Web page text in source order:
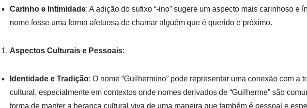
Carinho e Intimidade: A adição do sufixo “-ino” sugere um aspecto mais carinhoso e
nome fosse uma forma afetuosa de chamar alguém que é querido e próximo.
Aspectos Culturais e Pessoais:
Identidade e Tradição: O nome “Guilhermino” pode representar uma conexão com a
cultural, especialmente em contextos onde nomes derivados de “Guilherme” são
forma de manter a herança cultural viva de uma maneira que também é pessoal e